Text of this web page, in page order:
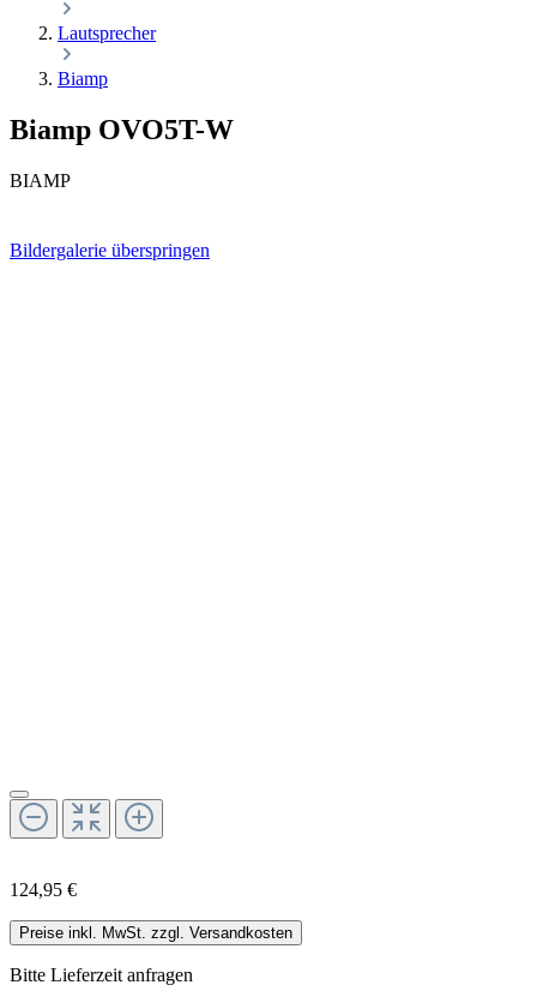
Lautsprecher
Biamp
Biamp OVO5T-W
BIAMP
Bildergalerie überspringen
124,95 €
Preise inkl. MwSt. zzgl. Versandkosten
Bitte Lieferzeit anfragen